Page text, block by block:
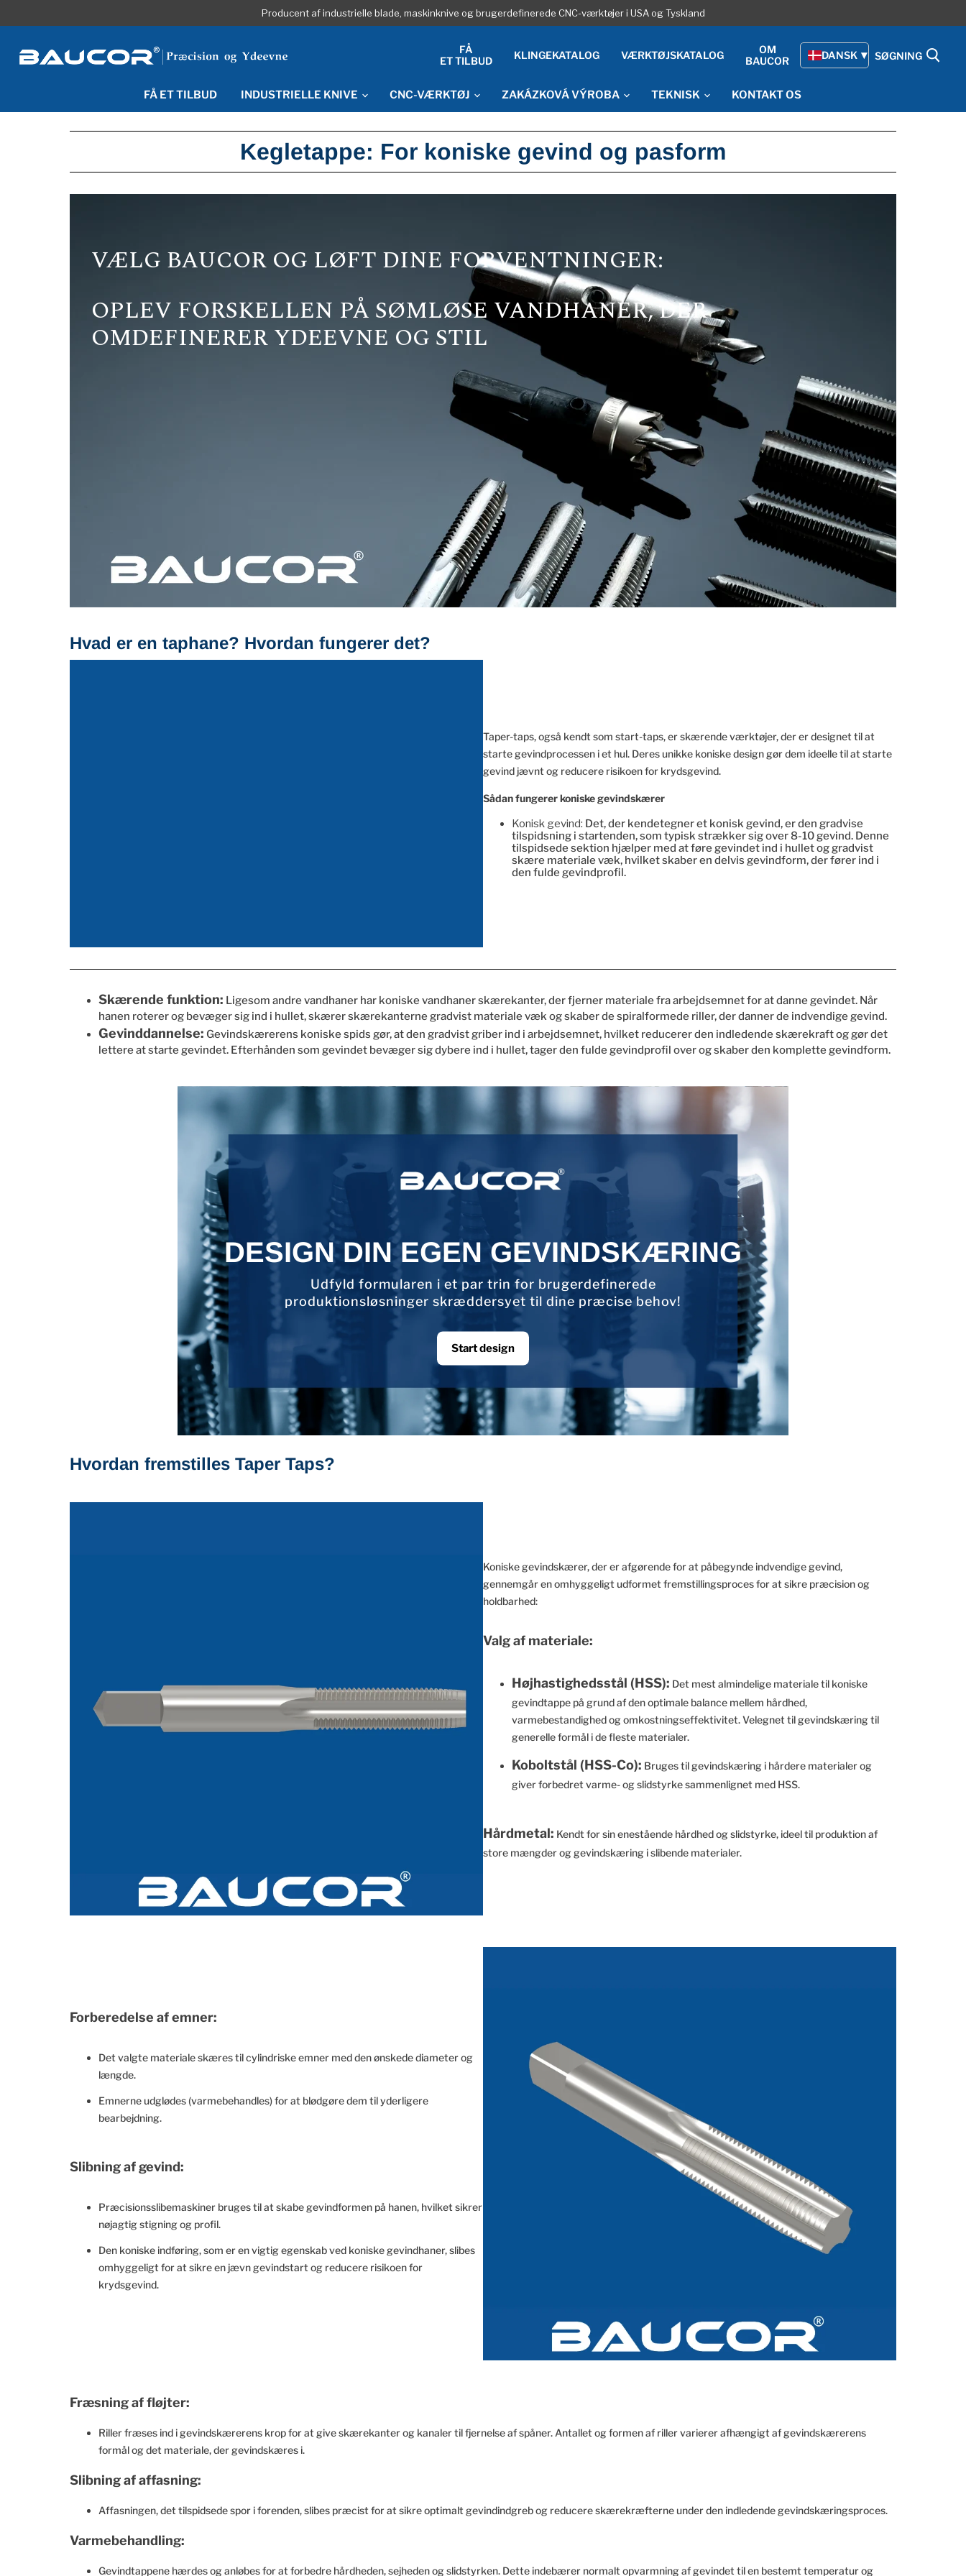
Producent af industrielle blade, maskinknive og brugerdefinerede CNC-værktøjer i USA og Tyskland
FÅ
ET TILBUD
KLINGEKATALOG VÆRKTØJSKATALOG
OM
BAUCOR
DANSK SØGNING
FÅ ET TILBUD INDUSTRIELLE KNIVE CNC-VÆRKTØJ ZAKÁZKOVÁ VÝROBA TEKNISK KONTAKT OS
Kegletappe: For koniske gevind og pasform
VÆLG BAUCOR OG LØFT DINE FORVENTNINGER:
OPLEV FORSKELLEN PÅ SØMLØSE VANDHANER, DER
OMDEFINERER YDEEVNE OG STIL
Hvad er en taphane? Hvordan fungerer det?
Taper-taps, også kendt som start-taps, er skærende værktøjer, der er designet til at
starte gevindprocessen i et hul. Deres unikke koniske design gør dem ideelle til at starte
gevind jævnt og reducere risikoen for krydsgevind.
Sådan fungerer koniske gevindskærer
Konisk gevind: Det, der kendetegner et konisk gevind, er den gradvise
tilspidsning i startenden, som typisk strækker sig over 8-10 gevind. Denne
tilspidsede sektion hjælper med at føre gevindet ind i hullet og gradvist
skære materiale væk, hvilket skaber en delvis gevindform, der fører ind i
den fulde gevindprofil.
Skærende funktion: Ligesom andre vandhaner har koniske vandhaner skærekanter, der fjerner materiale fra arbejdsemnet for at danne gevindet. Når
hanen roterer og bevæger sig ind i hullet, skærer skærekanterne gradvist materiale væk og skaber de spiralformede riller, der danner de indvendige gevind.
Gevinddannelse: Gevindskærerens koniske spids gør, at den gradvist griber ind i arbejdsemnet, hvilket reducerer den indledende skærekraft og gør det
lettere at starte gevindet. Efterhånden som gevindet bevæger sig dybere ind i hullet, tager den fulde gevindprofil over og skaber den komplette gevindform.
DESIGN DIN EGEN GEVINDSKÆRING
Udfyld formularen i et par trin for brugerdefinerede
produktionsløsninger skræddersyet til dine præcise behov!
Start design
Hvordan fremstilles Taper Taps?
Koniske gevindskærer, der er afgørende for at påbegynde indvendige gevind,
gennemgår en omhyggeligt udformet fremstillingsproces for at sikre præcision og
holdbarhed:
Valg af materiale:
Højhastighedsstål (HSS): Det mest almindelige materiale til koniske
gevindtappe på grund af den optimale balance mellem hårdhed,
varmebestandighed og omkostningseffektivitet. Velegnet til gevindskæring til
generelle formål i de fleste materialer.
Koboltstål (HSS-Co): Bruges til gevindskæring i hårdere materialer og
giver forbedret varme- og slidstyrke sammenlignet med HSS.
Hårdmetal: Kendt for sin enestående hårdhed og slidstyrke, ideel til produktion af
store mængder og gevindskæring i slibende materialer.
Forberedelse af emner:
Det valgte materiale skæres til cylindriske emner med den ønskede diameter og
længde.
Emnerne udglødes (varmebehandles) for at blødgøre dem til yderligere
bearbejdning.
Slibning af gevind:
Præcisionsslibemaskiner bruges til at skabe gevindformen på hanen, hvilket sikrer
nøjagtig stigning og profil.
Den koniske indføring, som er en vigtig egenskab ved koniske gevindhaner, slibes
omhyggeligt for at sikre en jævn gevindstart og reducere risikoen for
krydsgevind.
Fræsning af fløjter:
Riller fræses ind i gevindskærerens krop for at give skærekanter og kanaler til fjernelse af spåner. Antallet og formen af riller varierer afhængigt af gevindskærerens
formål og det materiale, der gevindskæres i.
Slibning af affasning:
Affasningen, det tilspidsede spor i forenden, slibes præcist for at sikre optimalt gevindindgreb og reducere skærekræfterne under den indledende gevindskæringsproces.
Varmebehandling:
Gevindtappene hærdes og anløbes for at forbedre hårdheden, sejheden og slidstyrken. Dette indebærer normalt opvarmning af gevindet til en bestemt temperatur og